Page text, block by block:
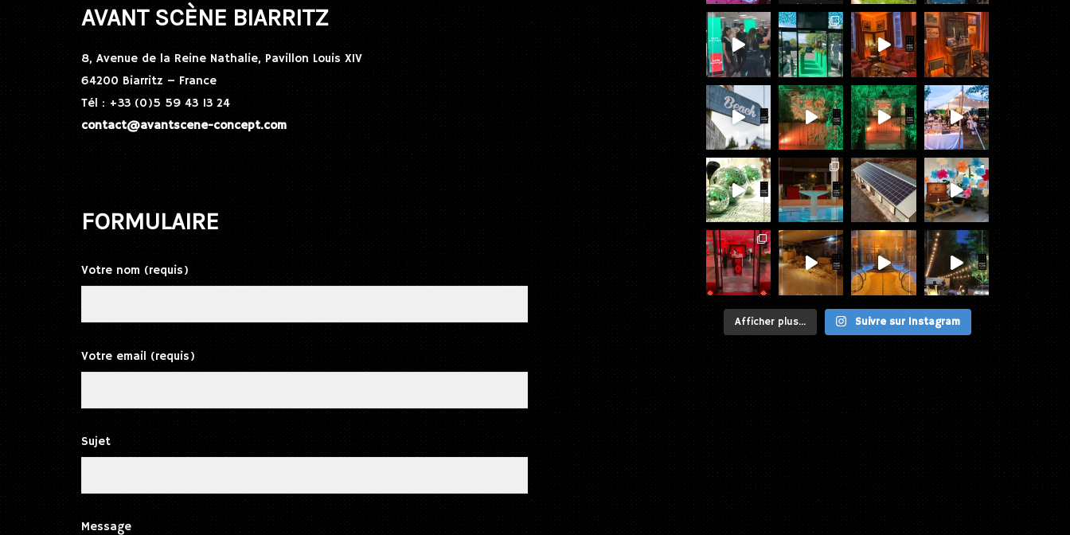
AVANT SCÈNE BIARRITZ
8, Avenue de la Reine Nathalie, Pavillon Louis XIV
64200 Biarritz – France
Tél : +33 (0)5 59 43 13 24
contact@avantscene-concept.com
FORMULAIRE
Votre nom (requis)
Votre email (requis)
Sujet
Message
Afficher plus... Suivre sur Instagram